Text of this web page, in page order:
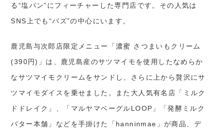
る“塩パン”にフィーチャーした専門店です。その人気は
SNS上でも“バズ”の中心にいます。
鹿児島与次郎店限定メニュー「濃蜜 さつまいもクリーム
(390円)」は、鹿児島産のサツマイモを使用したなめらか
なサツマイモクリームをサンドし、さらに上から贅沢にサ
ツマイモダイスを乗せました。また大人気有名店「ミルク
ドドレイク」、「マルヤマベーグルLOOP」「発酵ミルク
バター本舗」などを手掛けた「hanninmae」が商品、デ